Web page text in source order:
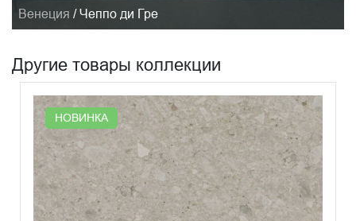
Венеция / Чеппо ди Гре
Другие товары коллекции
НОВИНКА